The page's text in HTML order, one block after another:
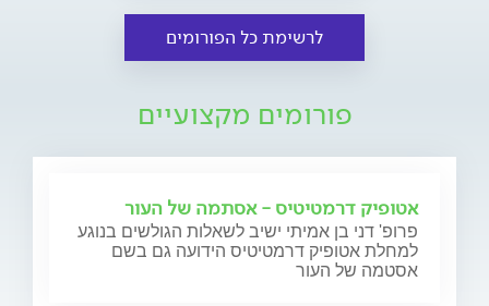
לרשימת כל הפורומים
פורומים מקצועיים
אטופיק דרמטיטיס - אסתמה של העור
פרופ' דני בן אמיתי ישיב לשאלות הגולשים בנוגע
למחלת אטופיק דרמטיטיס הידועה גם בשם
אסטמה של העור